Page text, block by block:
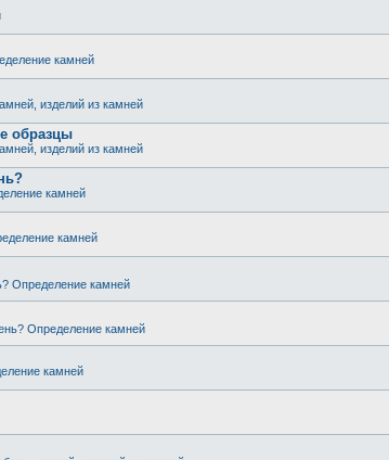
камней
изделий из камней
образцы
изделий из камней
камней
камней
Определение камней
Определение камней
камней